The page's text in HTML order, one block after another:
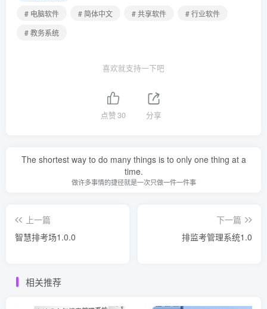
# 电脑软件
# 简体中文 # 共享软件
# 行业软件
# 教务系统
喜欢就支持一下吧
点赞30 分享
The shortest way to do many things is to only one thing at a
time.
做许多事情的捷径就是一次只做一件一件事
上一篇
智慧排考场1.0.0
下一篇
排监考管理系统1.0
相关推荐